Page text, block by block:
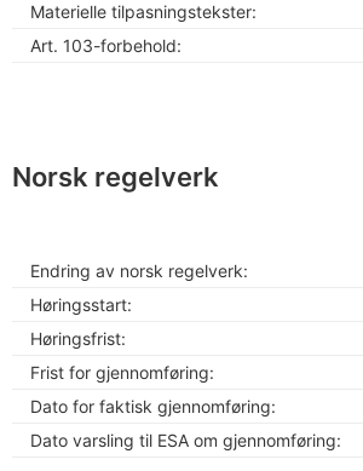
Materielle tilpasningstekster:
Art. 103-forbehold:
Norsk regelverk
Endring av norsk regelverk:
Høringsstart:
Høringsfrist:
Frist for gjennomføring:
Dato for faktisk gjennomføring:
Dato varsling til ESA om gjennomføring: